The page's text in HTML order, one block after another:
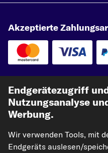
Akzeptierte
Endgerätezugriff
Nutzungsanalyse
Werbung.
Wir verwenden Tools, mit
Endgeräts auslesen/